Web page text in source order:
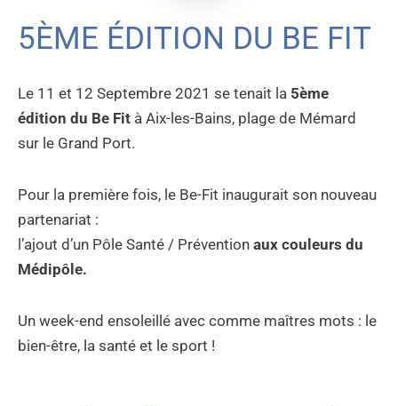
5ÈME ÉDITION DU BE FIT
Le 11 et 12 Septembre 2021 se tenait la 5ème
édition du Be Fit à Aix-les-Bains, plage de Mémard
sur le Grand Port.
Pour la première fois, le Be-Fit inaugurait son nouveau
partenariat :
l’ajout d’un Pôle Santé / Prévention aux couleurs du
Médipôle.
Un week-end ensoleillé avec comme maîtres mots : le
bien-être, la santé et le sport !